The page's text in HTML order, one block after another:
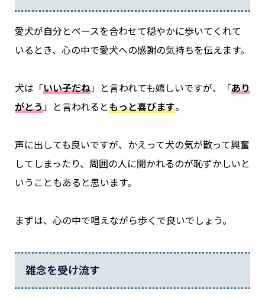
愛犬が自分とペースを合わせて穏やかに歩いてくれて
いるとき、心の中で愛犬への感謝の気持ちを伝えます。
犬は「 いい子だね」と言われても嬉しいですが、「 あり
がとう」と言われるともっと喜びます。
声に出しても良いですが、かえって犬の気が散って興奮
してしまったり、周囲の人に聞かれるのが恥ずかしいと
いうこともあると思います。
まずは、心の中で唱えながら歩くで良いでしょう。
雑念を受け流す